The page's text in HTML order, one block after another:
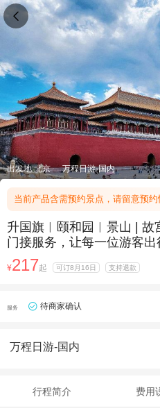
出发地:北京 万程日游-国内
当前产品含需预约景点，请留意预
升国旗︱颐和园︱景山 | 故
门接服务，让每一位游客出
¥217起 可订8月16日 支持退款
服务 待商家确认
万程日游-国内
行程简介 费用
